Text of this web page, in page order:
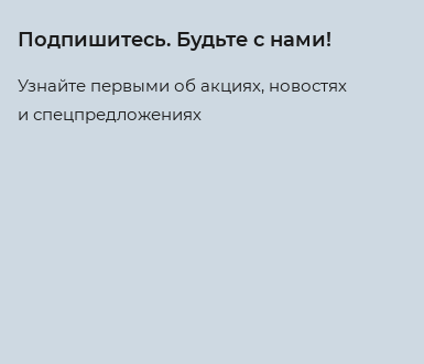
Подпишитесь. Будьте с нами!
Узнайте первыми об акциях, новостях
и спецпредложениях